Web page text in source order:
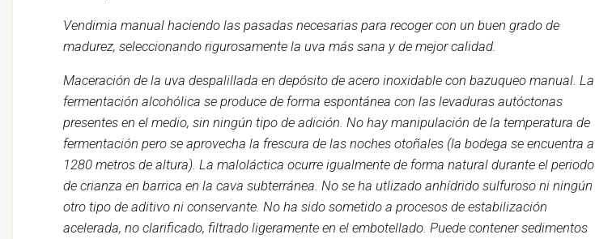
Vendimia manual haciendo las pasadas necesarias para recoger con un buen grado de
madurez, seleccionando rigurosamente la uva más sana y de mejor calidad.
Maceración de la uva despalillada en depósito de acero inoxidable con bazuqueo manual. La
fermentación alcohólica se produce de forma espontánea con las levaduras autóctonas
presentes en el medio, sin ningún tipo de adición. No hay manipulación de la temperatura de
fermentación pero se aprovecha la frescura de las noches otoñales (la bodega se encuentra a
1280 metros de altura). La maloláctica ocurre igualmente de forma natural durante el periodo
de crianza en barrica en la cava subterránea. No se ha utlizado anhídrido sulfuroso ni ningún
otro tipo de aditivo ni conservante. No ha sido sometido a procesos de estabilización
acelerada, no clarificado, filtrado ligeramente en el embotellado. Puede contener sedimentos